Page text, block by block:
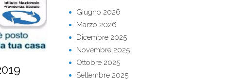
Giugno 2026
Marzo 2026
Dicembre 2025
Novembre 2025
Ottobre 2025
Settembre 2025